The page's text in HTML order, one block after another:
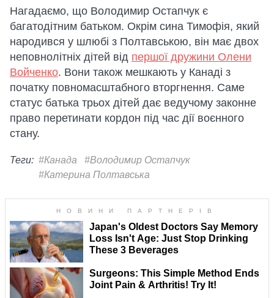
Нагадаємо, що Володимир Остапчук є
багатодітним батьком. Окрім сина Тимофія, який
народився у шлюбі з Полтавською, він має двох
неповнолітніх дітей від першої дружини Олени
Войченко. Вони також мешкають у Канаді з
початку повномасштабного вторгнення. Саме
статус батька трьох дітей дає ведучому законне
право перетинати кордон під час дії воєнного
стану.
Теги: #Канада
#Володимир Остапчук
#Катерина Полтавська